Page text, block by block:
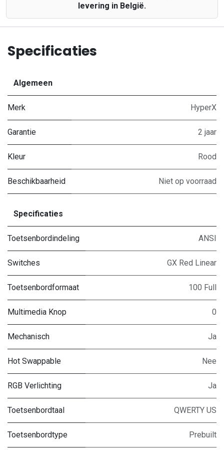
levering in België.
Specificaties
Algemeen
Merk HyperX
Garantie 2 jaar
Kleur Rood
Beschikbaarheid Niet op voorraad
Specificaties
Toetsenbordindeling ANSI
Switches GX Red Linear
Toetsenbordformaat 100 Full
Multimedia Knop 0
Mechanisch Ja
Hot Swappable Nee
RGB Verlichting Ja
Toetsenbordtaal QWERTY US
Toetsenbordtype Prebuilt